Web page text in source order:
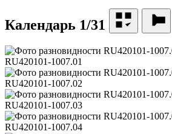
Календарь 1/31
RU420101-1007.01
RU420101-1007.02
RU420101-1007.03
RU420101-1007.04